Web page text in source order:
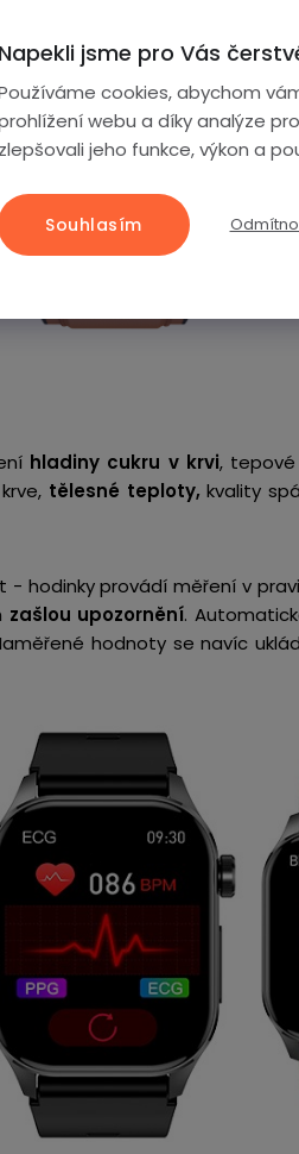
Napekli jsme pro Vás
cookies, abychom
webu a díky analýze
zlepšovali jeho funkce, výkon a
Souhlasím
hladiny cukru v krvi, tepové
tělesné teploty,kvality
hodinky provádí měření v
zašlou upozornění.
hodnoty se navíc